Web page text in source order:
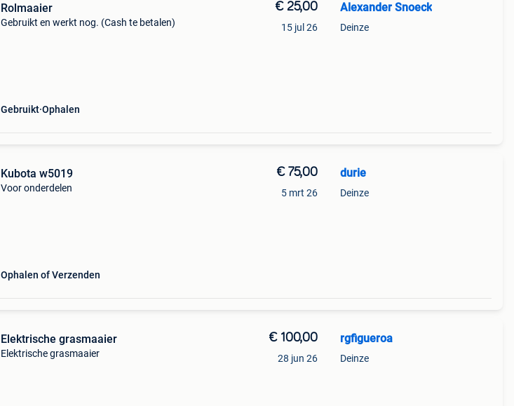
Rolmaaier
Gebruikt en werkt nog. (Cash te betalen)
Gebruikt Ophalen
€ 25,00
15 jul 26
Alexander Snoeck
Deinze
Kubota w5019
Voor onderdelen
Ophalen of Verzenden
€ 75,00
5 mrt 26
durie
Deinze
Elektrische grasmaaier
Elektrische grasmaaier
€ 100,00
28 jun 26
rgfigueroa
Deinze